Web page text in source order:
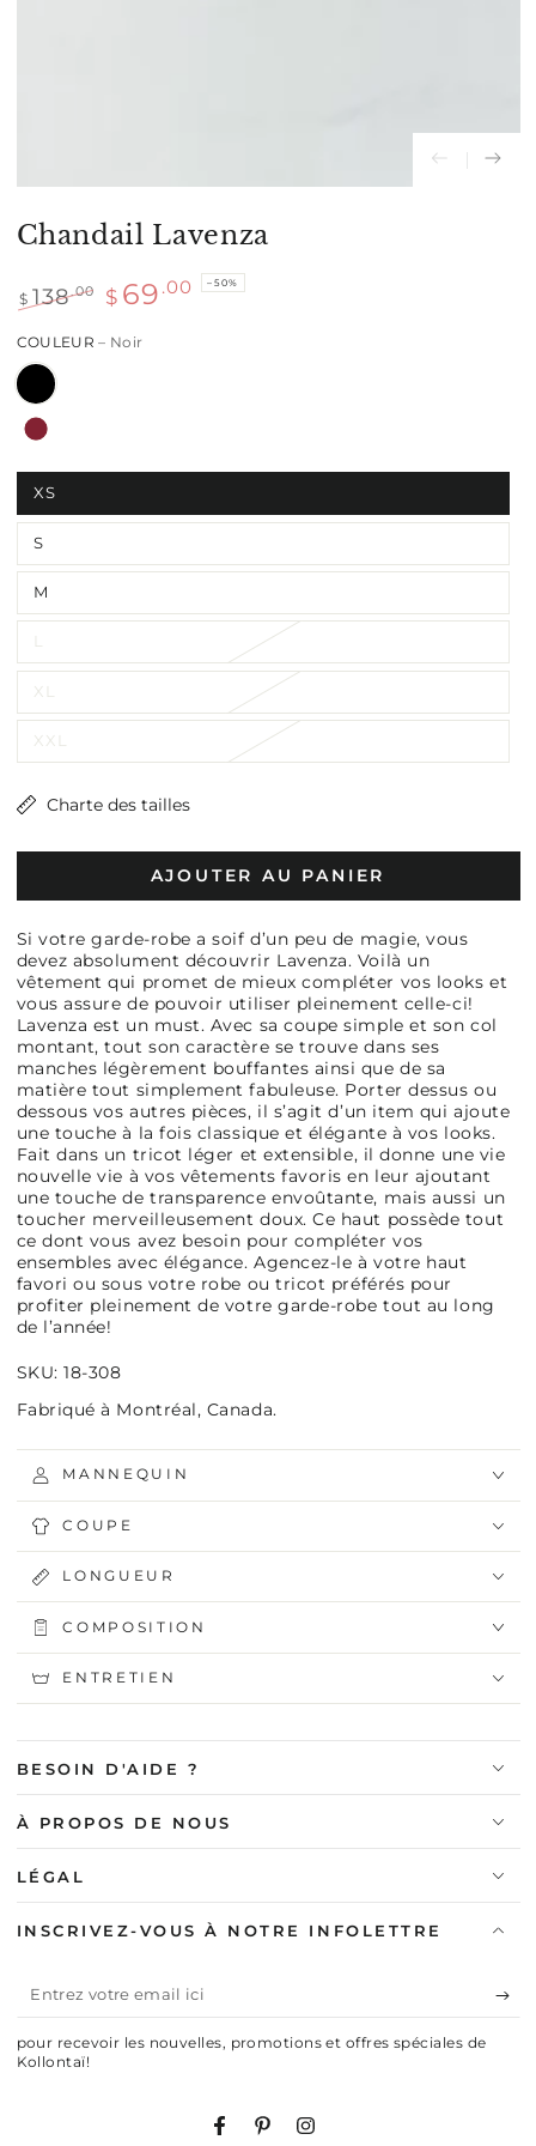
Chandail Lavenza
normal
$ 138.00
de
$ 69 .00 –50%
COULEUR– Noir
XS
S
M
L
XL
XXL
Charte des tailles
AJOUTER AU PANIER
Si votre garde-robe a soif d’un peu de magie, vous
devez absolument découvrir Lavenza. Voilà un
vêtement qui promet de mieux compléter vos looks et
vous assure de pouvoir utiliser pleinement celle-ci!
Lavenza est un must. Avec sa coupe simple et son col
montant, tout son caractère se trouve dans ses
manches légèrement bouffantes ainsi que de sa
matière tout simplement fabuleuse. Porter dessus ou
dessous vos autres pièces, il s’agit d’un item qui ajoute
une touche à la fois classique et élégante à vos looks.
Fait dans un tricot léger et extensible, il donne une vie
nouvelle vie à vos vêtements favoris en leur ajoutant
une touche de transparence envoûtante, mais aussi un
toucher merveilleusement doux. Ce haut possède tout
ce dont vous avez besoin pour compléter vos
ensembles avec élégance. Agencez-le à votre haut
favori ou sous votre robe ou tricot préférés pour
profiter pleinement de votre garde-robe tout au long
de l’année!
SKU: 18-308
Fabriqué à Montréal, Canada.
MANNEQUIN
COUPE
LONGUEUR
COMPOSITION
ENTRETIEN
BESOIN D'AIDE ?
À PROPOS DE NOUS
LÉGAL
INSCRIVEZ-VOUS À NOTRE INFOLETTRE
Entrez
votre
email
pour recevoir les nouvelles, promotions et offres spéciales de
Kollontaï!
FacebookPinterestInstagram